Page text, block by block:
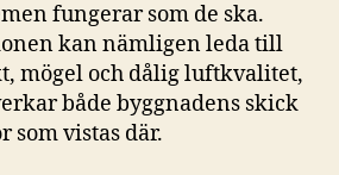
fungerar som de ska.
kan nämligen leda till
mögel och dålig luftkvalitet,
både byggnadens skick
som vistas där.